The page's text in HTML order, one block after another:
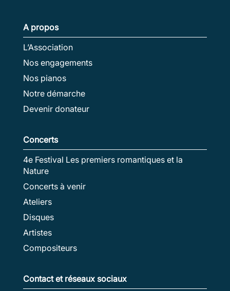
A propos
L’Association
Nos engagements
Nos pianos
Notre démarche
Devenir donateur
Concerts
4e Festival Les premiers romantiques et la
Nature
Concerts à venir
Ateliers
Disques
Artistes
Compositeurs
Contact et réseaux sociaux